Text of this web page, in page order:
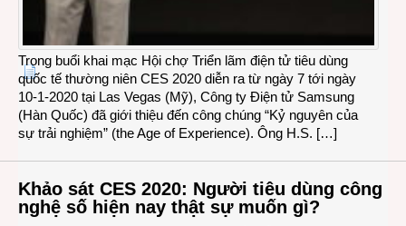
Trong buổi khai mạc Hội chợ Triển lãm điện tử tiêu dùng
quốc tế thường niên CES 2020 diễn ra từ ngày 7 tới ngày
10-1-2020 tại Las Vegas (Mỹ), Công ty Điện tử Samsung
(Hàn Quốc) đã giới thiệu đến công chúng “Kỷ nguyên của
sự trải nghiệm” (the Age of Experience). Ông H.S. […]
Khảo sát CES 2020: Người tiêu dùng công
nghệ số hiện nay thật sự muốn gì?